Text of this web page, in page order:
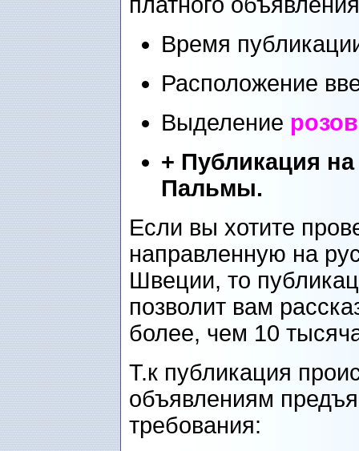
Время
Расположение
Выделение
+ Публикация
Пальмы.
Если вы хотите
направленную на
Швеции, то
позволит вам
более, чем 10
Т.к публикация
объявлениям
требования: